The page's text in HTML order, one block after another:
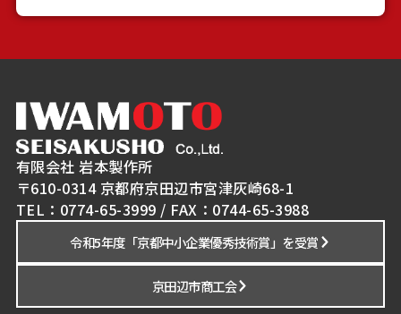
有限会社 岩本製作所
〒610-0314 京都府京田辺市宮津灰崎68-1
TEL：0774-65-3999 / FAX：0744-65-3988
令和5年度「京都中小企業優秀技術賞」を受賞
京田辺市商工会